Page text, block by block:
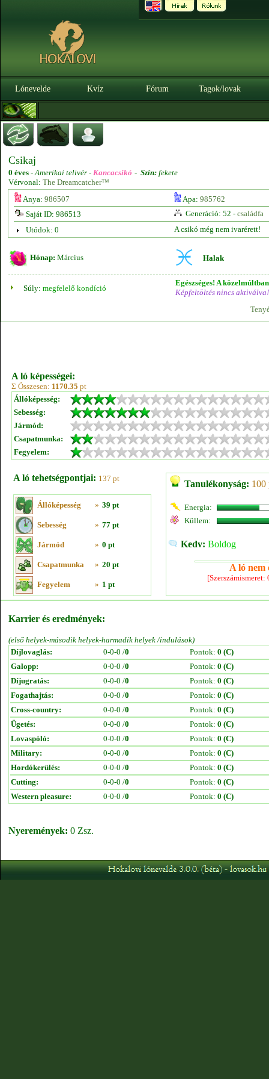
Lónevelde Kvíz Fórum Tagok/lovak
Csikaj
0 éves -Amerikai telivér - Kancacsikó - Szín: fekete
Vérvonal: The Dreamcatcher™
Anya: 986507 Apa: 985762
Saját ID: 986513
Generáció: 52 - családfa
Utódok: 0
A csikó még nem ivarérett!
Hónap: Március Halak
Súly: megfelelő kondíció
Egészséges! A
Képfeltöltés nincs aktiválva!
A ló képességei:
Σ Összesen: 1170.35 pt
Állóképesség:
Sebesség:
Jármód:
Csapatmunka:
Fegyelem:
A ló tehetségpontjai: 137 pt
Állóképesség » 39 pt
Sebesség » 77 pt
Jármód » 0 pt
Csapatmunka » 20 pt
Fegyelem » 1 pt
Tanulékonyság: 100
Energia:
Küllem:
Kedv: Boldog
A ló nem
Karrier és eredmények:
(első helyek-második helyek-harmadik helyek /indulások)
Díjlovaglás:
0-0-0 /0 Pontok: 0 (C)
Galopp:
0-0-0 /0 Pontok: 0 (C)
Díjugratás:
0-0-0 /0 Pontok: 0 (C)
Fogathajtás:
0-0-0 /0 Pontok: 0 (C)
Cross-country:
0-0-0 /0 Pontok: 0 (C)
Ügetés:
0-0-0 /0 Pontok: 0 (C)
Lovaspóló:
0-0-0 /0 Pontok: 0 (C)
Military:
0-0-0 /0 Pontok: 0 (C)
Hordókerülés:
0-0-0 /0 Pontok: 0 (C)
Cutting:
0-0-0 /0 Pontok: 0 (C)
Western pleasure:
0-0-0 /0 Pontok: 0 (C)
Nyeremények: 0 Zsz.